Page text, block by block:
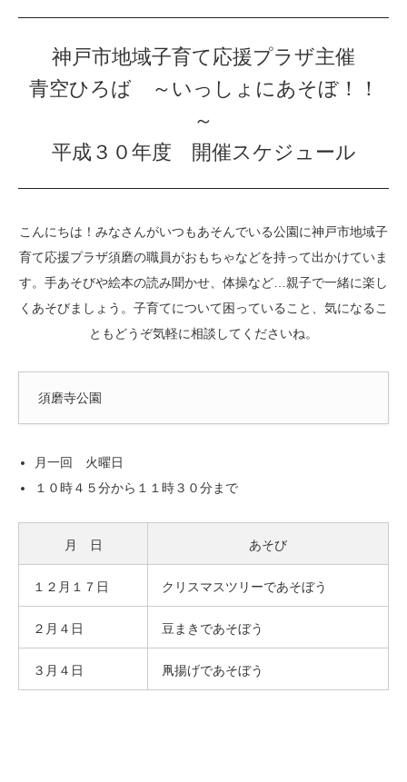
神戸市地域子育て応援プラザ主催
青空ひろば ～いっしょにあそぼ！！
～
平成３０年度 開催スケジュール
こんにちは！みなさんがいつもあそんでいる公園に神戸市地域子
育て応援プラザ須磨の職員がおもちゃなどを持って出かけていま
す。手あそびや絵本の読み聞かせ、体操など…親子で一緒に楽し
くあそびましょう。子育てについて困っていること、気になるこ
ともどうぞ気軽に相談してくださいね。
須磨寺公園
月一回 火曜日
１０時４５分から１１時３０分まで
月 日 あそび
１２月１７日 クリスマスツリーであそぼう
２月４日 豆まきであそぼう
３月４日 凧揚げであそぼう